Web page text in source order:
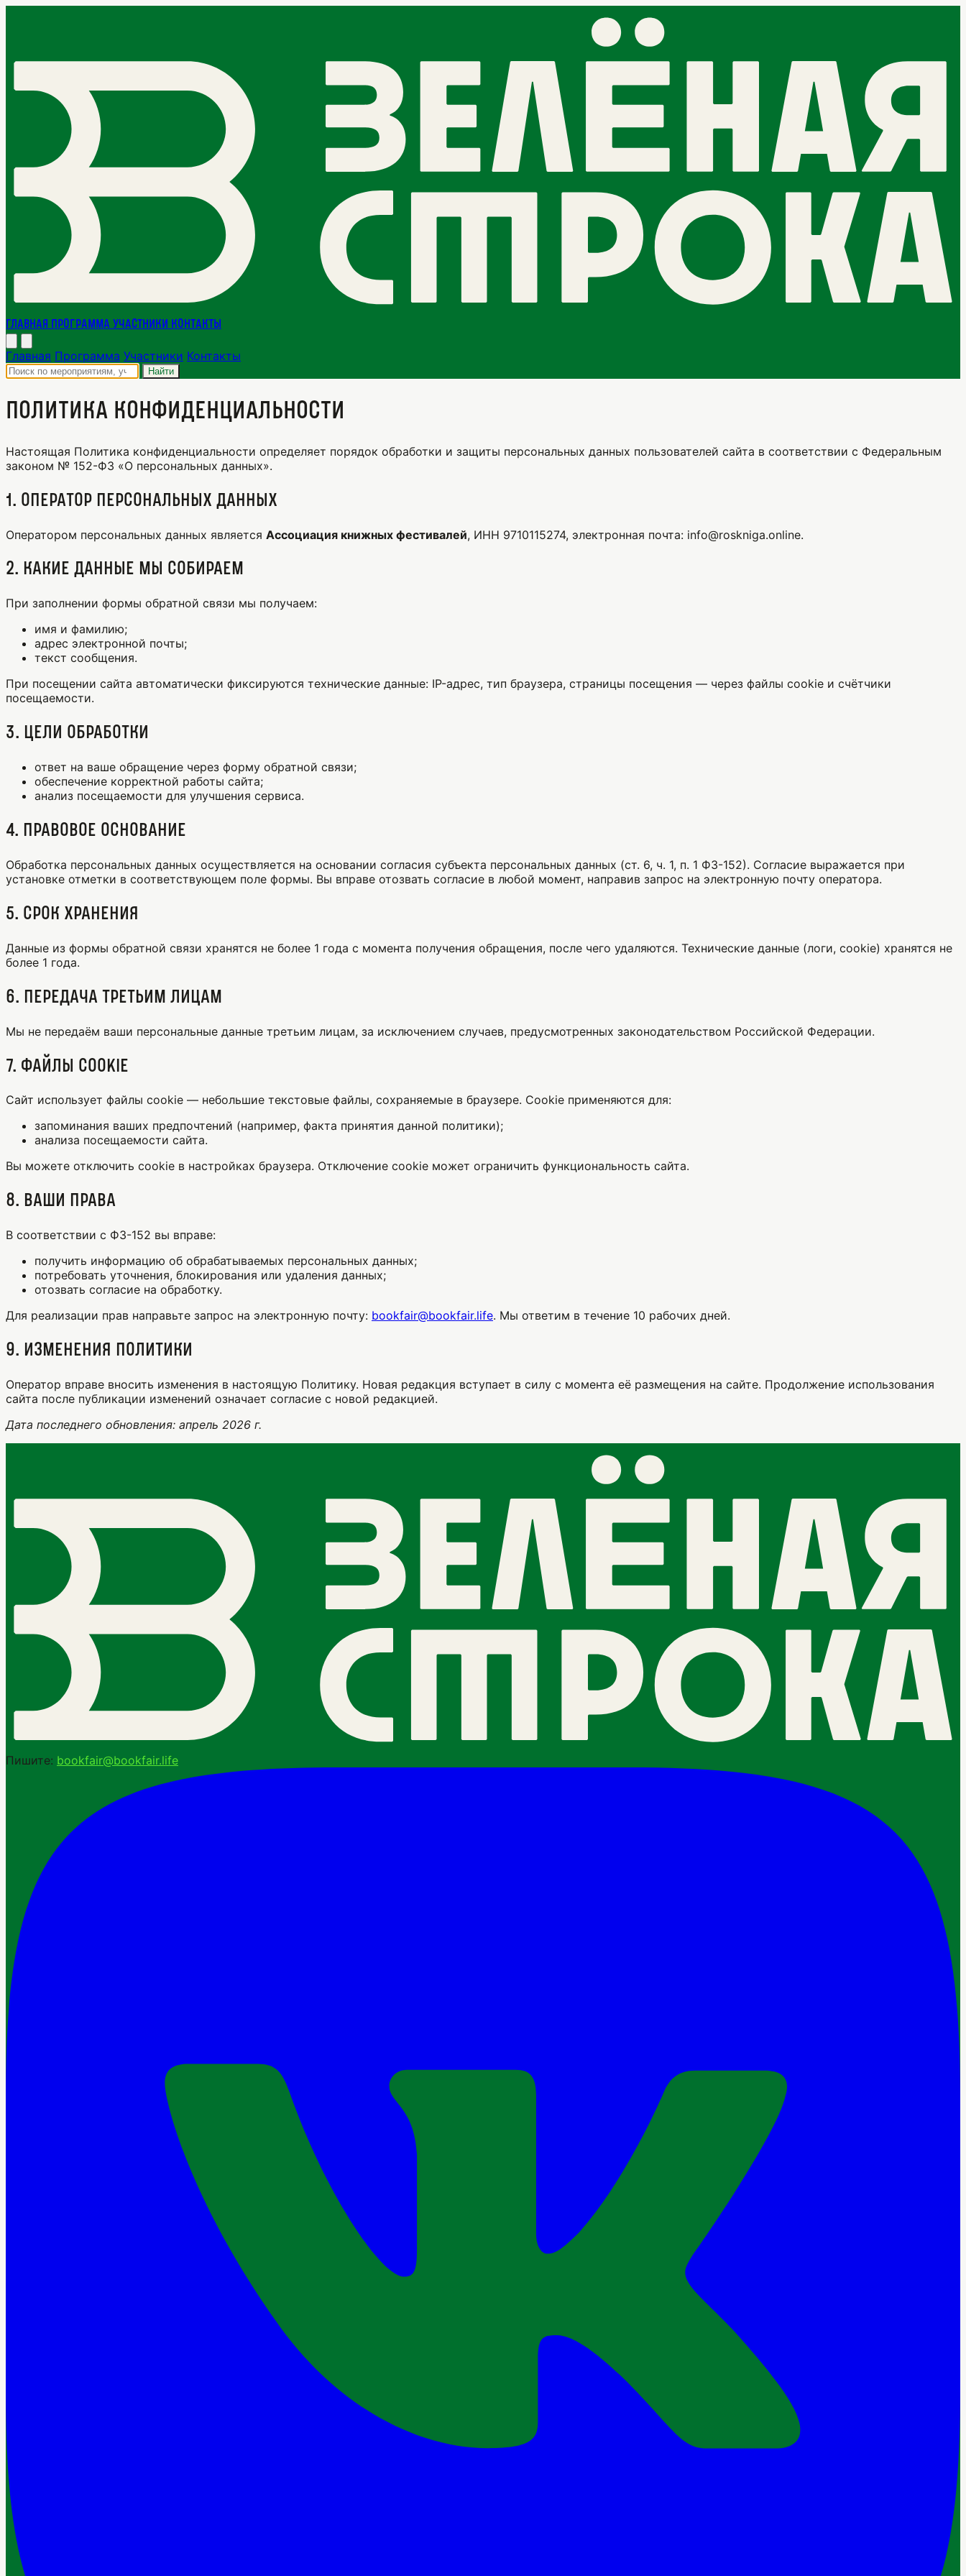
Главная Программа Участники Контакты
Главная Программа Участники Контакты
Найти
Политика конфиденциальности
Настоящая Политика конфиденциальности определяет порядок обработки и защиты персональных данных пользователей сайта в соответствии с Федеральным
законом № 152-ФЗ «О персональных данных».
1. Оператор персональных данных
Оператором персональных данных является Ассоциация книжных фестивалей, ИНН 9710115274, электронная почта: info@roskniga.online.
2. Какие данные мы собираем
При заполнении формы обратной связи мы получаем:
имя и фамилию;
адрес электронной почты;
текст сообщения.
При посещении сайта автоматически фиксируются технические данные: IP-адрес, тип браузера, страницы посещения — через файлы cookie и счётчики
посещаемости.
3. Цели обработки
ответ на ваше обращение через форму обратной связи;
обеспечение корректной работы сайта;
анализ посещаемости для улучшения сервиса.
4. Правовое основание
Обработка персональных данных осуществляется на основании согласия субъекта персональных данных (ст. 6, ч. 1, п. 1 ФЗ-152). Согласие выражается при
установке отметки в соответствующем поле формы. Вы вправе отозвать согласие в любой момент, направив запрос на электронную почту оператора.
5. Срок хранения
Данные из формы обратной связи хранятся не более 1 года с момента получения обращения, после чего удаляются. Технические данные (логи, cookie) хранятся не
более 1 года.
6. Передача третьим лицам
Мы не передаём ваши персональные данные третьим лицам, за исключением случаев, предусмотренных законодательством Российской Федерации.
7. Файлы cookie
Сайт использует файлы cookie — небольшие текстовые файлы, сохраняемые в браузере. Cookie применяются для:
запоминания ваших предпочтений (например, факта принятия данной политики);
анализа посещаемости сайта.
Вы можете отключить cookie в настройках браузера. Отключение cookie может ограничить функциональность сайта.
8. Ваши права
В соответствии с ФЗ-152 вы вправе:
получить информацию об обрабатываемых персональных данных;
потребовать уточнения, блокирования или удаления данных;
отозвать согласие на обработку.
Для реализации прав направьте запрос на электронную почту: bookfair@bookfair.life. Мы ответим в течение 10 рабочих дней.
9. Изменения политики
Оператор вправе вносить изменения в настоящую Политику. Новая редакция вступает в силу с момента её размещения на сайте. Продолжение использования
сайта после публикации изменений означает согласие с новой редакцией.
Дата последнего обновления: апрель 2026 г.
Пишите: bookfair@bookfair.life